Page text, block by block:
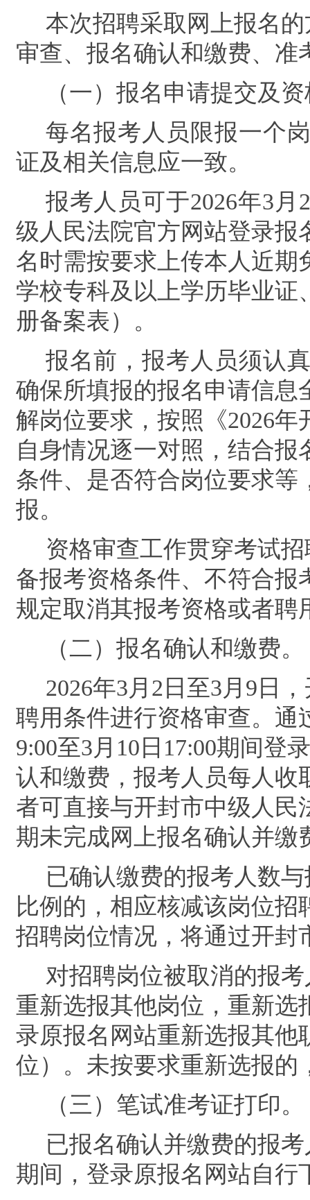
本次招聘采取网上报名
审查、报名确认和缴费、
（一）报名申请提交及
每名报考人员限报一个
证及相关信息应一致。
报考人员可于2026年3 月 2
级人民法院官方网站登录报
名时需按要求上传本人近期
学校专科及以上学历毕业证
册备案表）。
报名前，报考人员须认
确保所填报的报名申请信息
解岗位要求，按照《2026年
自身情况逐一对照，结合
条件、是否符合岗位要求
报。
资格审查工作贯穿考试
备报考资格条件、不符合
规定取消其报考资格或者聘
（二）报名确认和缴费。
2026年3月 2 日至3月 9 日，
聘用条件进行资格审查。通
9:00至3月 10 日 17:00期间登录
认和缴费，报考人员每人收
者可直接与开封市中级人
期未完成网上报名确认并缴
已确认缴费的报考人数
比例的，相应核减该岗位
招聘岗位情况， 将通过开封
对招聘岗位被取消的报
重新选报其他岗位， 重新选
录原报名网站重新选报其他
位）。 未按要求重新选报的
（三）笔试准考证打印。
已报名确认并缴费的报
期间，登录原报名网站自行